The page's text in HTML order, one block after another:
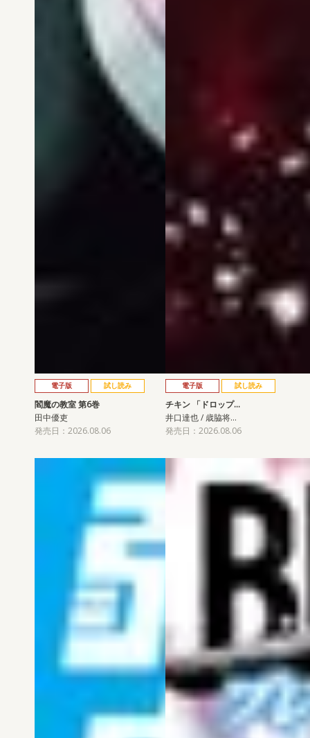
電子版 試し読み
閻魔の教室 第6巻
田中優吏
発売日：2026.08.06
電子版 試し読み
チキン 「ドロップ…
井口達也 / 歳脇将…
発売日：2026.08.06